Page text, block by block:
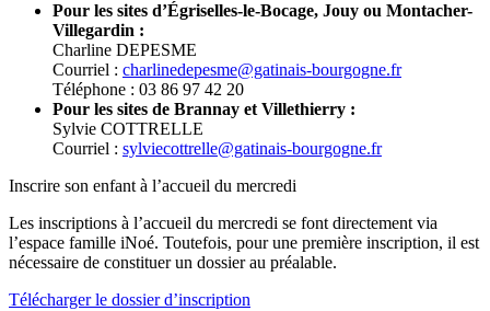
Pour les sites d’Égriselles-le-Bocage, Jouy ou Montacher-
Villegardin :
Charline DEPESME
Courriel : charlinedepesme@gatinais-bourgogne.fr
Téléphone : 03 86 97 42 20
Pour les sites de Brannay et Villethierry :
Sylvie COTTRELLE
Courriel : sylviecottrelle@gatinais-bourgogne.fr
Inscrire son enfant à l’accueil du mercredi
Les inscriptions à l’accueil du mercredi se font directement via
l’espace famille iNoé. Toutefois, pour une première inscription, il est
nécessaire de constituer un dossier au préalable.
Télécharger le dossier d’inscription